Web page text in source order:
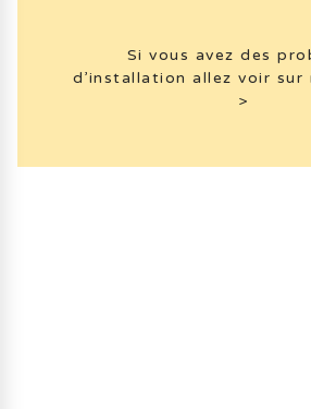
Si vous avez des
d’installation allez voir sur
>